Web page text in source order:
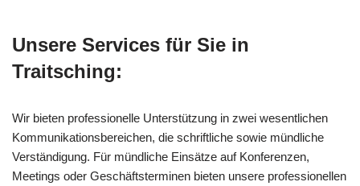
Unsere Services für Sie in
Traitsching:
Wir bieten professionelle Unterstützung in zwei wesentlichen
Kommunikationsbereichen, die schriftliche sowie mündliche
Verständigung. Für mündliche Einsätze auf Konferenzen,
Meetings oder Geschäftsterminen bieten unsere professionellen